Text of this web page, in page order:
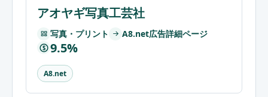
アオヤギ写真工芸社
写真・プリント A8.net広告詳細ページ
$ 9.5%
A8.net